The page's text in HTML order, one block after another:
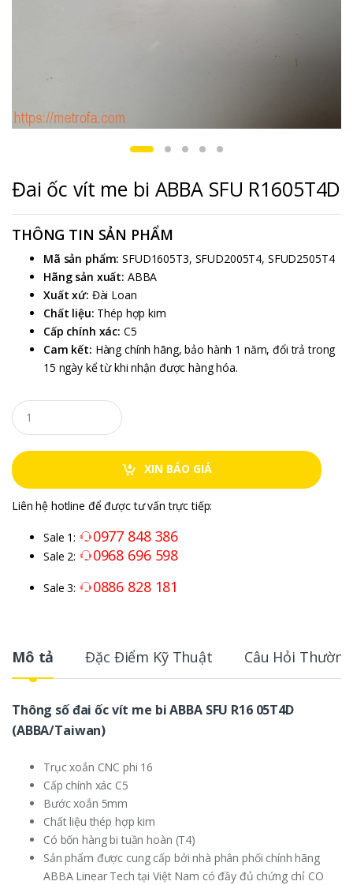
Đai ốc vít me bi ABBA SFU R1605T4D
THÔNG TIN SẢN PHẨM
Mã sản phẩm:SFUD1605T3, SFUD2005T4, SFUD2505T4
Hãng sản xuất: ABBA
Xuất xứ: Đài Loan
Chất liệu: Thép hợp kim
Cấp chính xác: C5
Cam kết: Hàng chính hãng, bảo hành 1 năm, đổi trả trong
15 ngày kể từ khi nhận được hàng hóa.
XIN BÁO GIÁ
Liên hệ hotline để được tư vấn trực tiếp:
Sale 1: 0977 848 386
Sale 2: 0968 696 598
Sale 3: 0886 828 181
Mô tả Đặc Điểm Kỹ Thuật Câu Hỏi
Thông số đai ốc vít me bi ABBA SFU R16 05T4D
(ABBA/Taiwan)
Trục xoắn CNC phi 16
Cấp chính xác C5
Bước xoắn 5mm
Chất liệu thép hợp kim
Có bốn hàng bi tuần hoàn (T4)
Sản phẩm được cung cấp bởi nhà phân phối chính hãng
ABBA Linear Tech tại Việt Nam có đầy đủ chứng chỉ CO